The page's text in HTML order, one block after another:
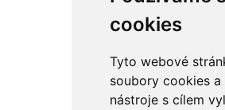
cookies
Tyto webové
soubory cookies
nástroje s cílem
řetězy
ostatní části
sekundární
sání
sedla